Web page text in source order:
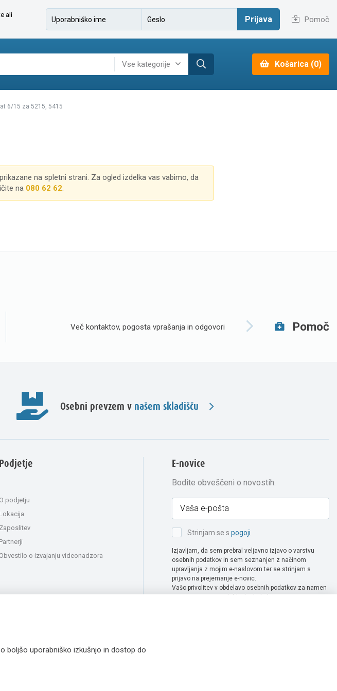
ali
Prijava Pomoč
Vse kategorije Košarica (0)
6/15 za 5215, 5415
na spletni strani. Za ogled izdelka vas vabimo, da
na 080 62 62.
Več kontaktov, pogosta vprašanja in odgovori Pomoč
Osebni prevzem v našem skladišču
Podjetje
O podjetju
Lokacija
Zaposlitev
Partnerji
Obvestilo o izvajanju videonadzora
E-novice
Bodite obveščeni o novostih.
Strinjam se s pogoji
Izjavljam, da sem prebral veljavno izjavo o varstvu
osebnih podatkov in sem seznanjen z načinom
upravljanja z mojim e-naslovom ter se strinjam s
prijavo na prejemanje e-novic.
Vašo privolitev v obdelavo osebnih podatkov za namen
boljšo uporabniško izkušnjo in dostop do